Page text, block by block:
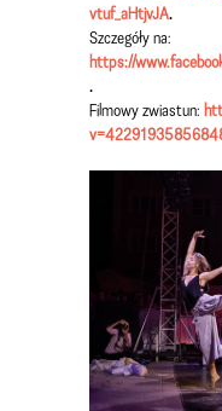
vtuf_aHtjvJA.
Szczegóły na:
https://
.
Filmowy zwiastun: